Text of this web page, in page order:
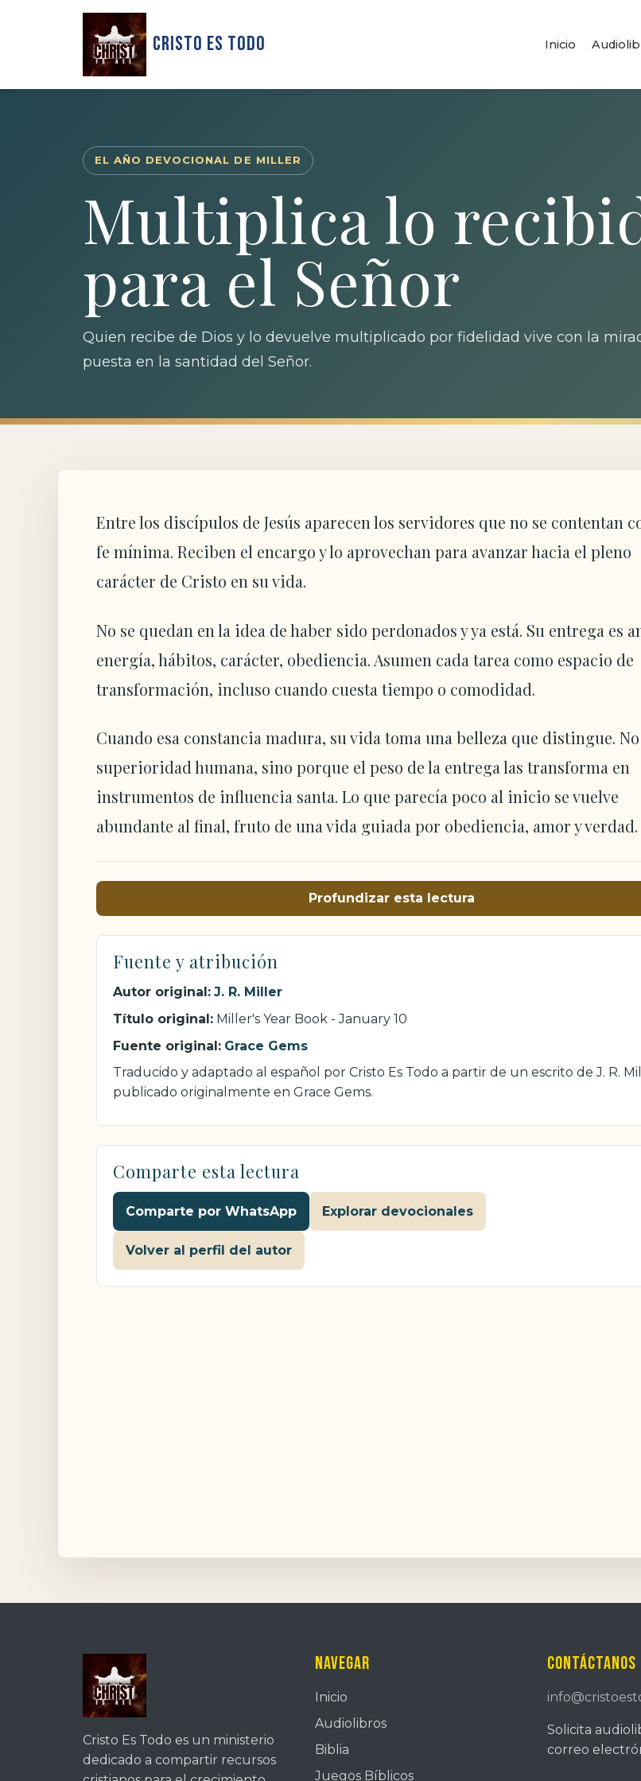
Cristo Es Todo Inicio
EL AÑO DEVOCIONAL DE MILLER
Multiplica lo
para el Señor
Quien recibe de Dios y lo devuelve multiplicado por fidelidad vive con la
puesta en la santidad del Señor.
Entre los discípulos de Jesús aparecen los servidores que no se contentan
fe mínima. Reciben el encargo y lo aprovechan para avanzar hacia el pleno
carácter de Cristo en su vida.
No se quedan en la idea de haber sido perdonados y ya está. Su entrega es
energía, hábitos, carácter, obediencia. Asumen cada tarea como espacio de
transformación, incluso cuando cuesta tiempo o comodidad.
Cuando esa constancia madura, su vida toma una belleza que distingue.
superioridad humana, sino porque el peso de la entrega las transforma en
instrumentos de influencia santa. Lo que parecía poco al inicio se vuelve
abundante al final, fruto de una vida guiada por obediencia, amor y verdad.
Profundizar esta lectura
Fuente y atribución
Autor original: J. R. Miller
Título original: Miller's Year Book - January 10
Fuente original: Grace Gems
Traducido y adaptado al español por Cristo Es Todo a partir de un escrito de J. R.
publicado originalmente en Grace Gems.
Comparte esta lectura
Comparte por WhatsApp Explorar devocionales
Volver al perfil del autor
Cristo Es Todo es un ministerio
dedicado a compartir recursos
Navegar
Inicio
Audiolibros
Biblia
Juegos Bíblicos
Contáctanos
Solicita
correo